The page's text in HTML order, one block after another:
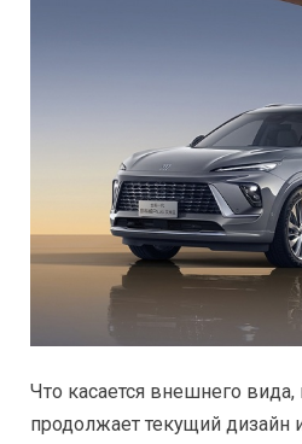
Что касается внешнего
продолжает текущий дизайн